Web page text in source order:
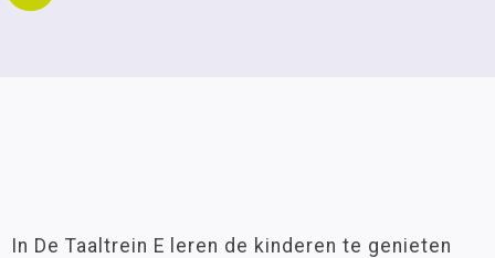
In De Taaltrein E leren de kinderen te genieten